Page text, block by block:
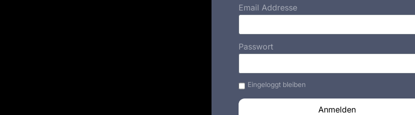
Email Addresse
Passwort
Eingeloggt bleiben
Anmelden